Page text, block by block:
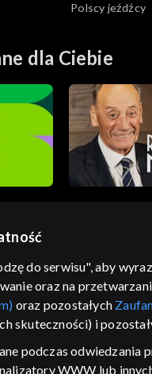
Biało-
Polscy jeźdźcy
dla Ciebie
ŁĄCZYSZ SIĘ
polityka
do serwisu", aby
oraz na
oraz pozostałych
skuteczności) i
podczas odwiedzania
WWW lub